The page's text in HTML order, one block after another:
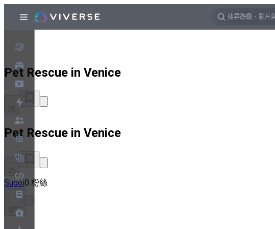
Pet Rescue in Venice
Pet Rescue in Venice
Sugoi0 粉絲
追蹤